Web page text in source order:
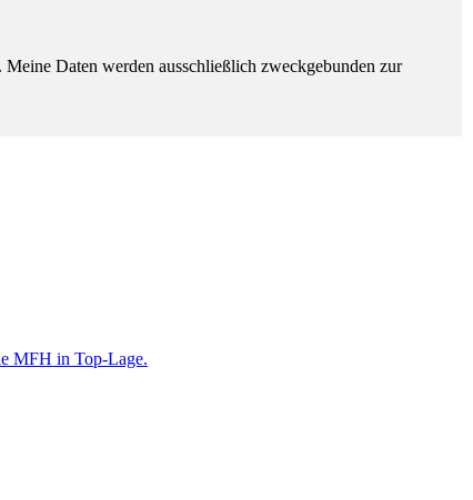
Daten werden ausschließlich zweckgebunden zur
MFH in Top-Lage.